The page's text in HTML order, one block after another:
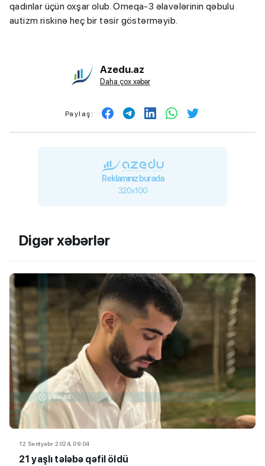
qadınlar üçün oxşar olub. Omeqa-3 əlavələrinin qəbulu
autizm riskinə heç bir təsir göstərməyib.
Azedu.az
Daha çox xəbər
Paylaş:
Reklamınız burada
320x100
Digər xəbərlər
12 Sentyabr 2024, 09:04
21 yaşlı tələbə qəfil öldü